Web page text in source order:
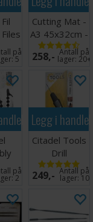
på
5
Cutting Mat -
A3 45x32cm -
Grønn
258,- Antall på
lager:20+
på
2
Legg i
Citadel Tools
Drill
249,- Antall på
lager: 10